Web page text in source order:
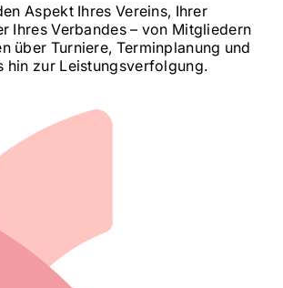
Aspekt Ihres Vereins, Ihrer
Ihres Verbandes – von Mitgliedern
über Turniere, Terminplanung und
hin zur Leistungsverfolgung.